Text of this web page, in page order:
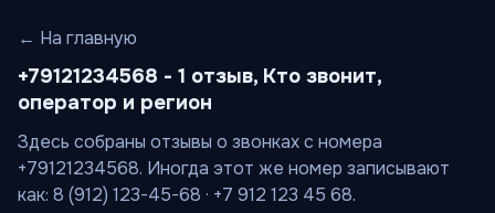
← На главную
+79121234568 - 1 отзыв, Кто звонит,
оператор и регион
Здесь собраны отзывы о звонках с номера
+79121234568. Иногда этот же номер записывают
как: 8 (912) 123-45-68 · +7 912 123 45 68.